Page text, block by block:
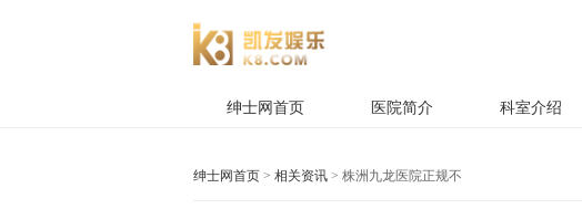
绅士网首页 医院简介 科室介绍
绅士网首页 > 相关资讯 > 株洲九龙医院正规不